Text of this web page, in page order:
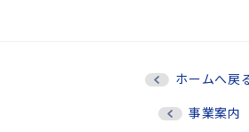
事業案内
ホームへ戻